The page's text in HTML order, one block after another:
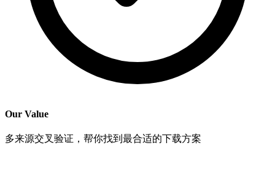
Our Value
多来源交叉验证，帮你找到最合适的下载方案